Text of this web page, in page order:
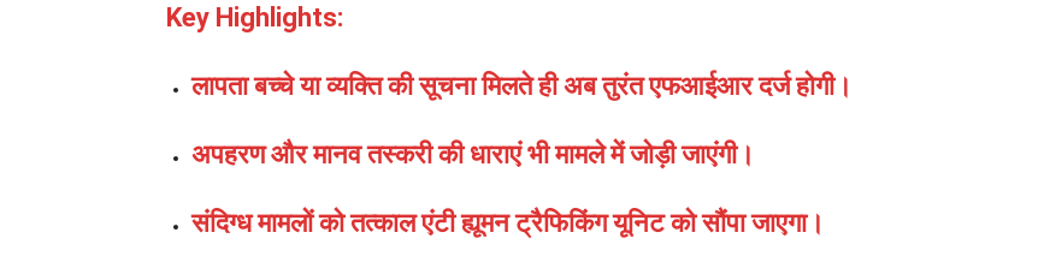
Key Highlights:
लापता बच्चे या व्यक्ति की सूचना मिलते ही अब तुरंत एफआईआर दर्ज होगी।
अपहरण और मानव तस्करी की धाराएं भी मामले में जोड़ी जाएंगी।
संदिग्ध मामलों को तत्काल एंटी ह्यूमन ट्रैफिकिंग यूनिट को सौंपा जाएगा।